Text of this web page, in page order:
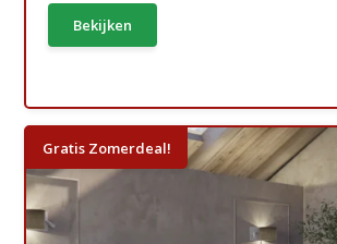
Bekijken
Gratis Zomerdeal!